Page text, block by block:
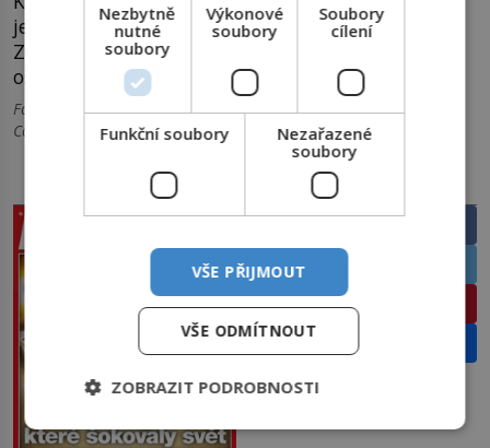
jednoduchá a začali si je připravovat doma sami.
Zanedlouho se bez nich neobešly žádné rodinné
oslavy.
Foto: Creative Commons, Úvodní fotografie: KaHe/Creative
Commons/CC BY-SA 3.0
PRÁVĚ V PRODEJI SDÍLEJTE ČLÁNEK
Facebook
Twitter
Pinterest
Email
Nezbytně
nutné
soubory
Výkonové
soubory
Soubory
cílení
Funkční soubory
Nezařazené
soubory
VŠE PŘIJMOUT
VŠE ODMÍTNOUT
ZOBRAZIT PODROBNOSTI